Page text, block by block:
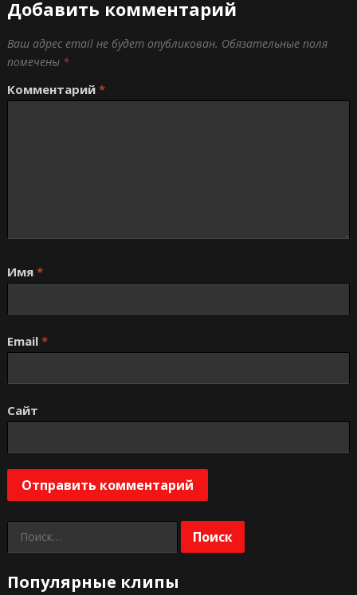
Добавить комментарий
Ваш адрес email не будет опубликован. Обязательные поля
помечены *
Комментарий *
Имя *
Email *
Сайт
Найти:
Популярные клипы